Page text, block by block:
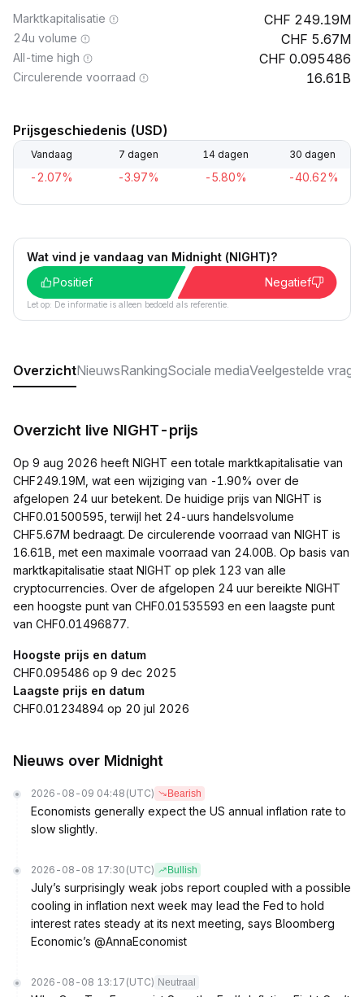
Marktkapitalisatie 249.19M
24u volume 5.67M
All-time high 0.095486
Circulerende voorraad 16.61B
Prijsgeschiedenis (USD)
Vandaag 7 dagen 14 dagen 30 dagen
-2.07% -3.97% -5.80% -40.62%
Wat vind je vandaag van Midnight (NIGHT)?
Positief
Negatief
Let op: De informatie is alleen bedoeld als referentie.
OverzichtNieuwsRankingSociale mediaVeelgestelde
Overzicht live NIGHT-prijs
Op 9 aug 2026 heeft NIGHT een totale marktkapitalisatie van
CHF249.19M, wat een wijziging van -1.90% over de
afgelopen 24 uur betekent. De huidige prijs van NIGHT is
CHF0.01500595, terwijl het 24-uurs handelsvolume
CHF5.67M bedraagt. De circulerende voorraad van NIGHT is
16.61B, met een maximale voorraad van 24.00B. Op basis van
marktkapitalisatie staat NIGHT op plek 123 van alle
cryptocurrencies. Over de afgelopen 24 uur bereikte NIGHT
een hoogste punt van CHF0.01535593 en een laagste punt
van CHF0.01496877.
Hoogste prijs en datum
CHF0.095486 op 9 dec 2025
Laagste prijs en datum
CHF0.01234894 op 20 jul 2026
Nieuws over Midnight
2026-08-09 04:48 (UTC) Bearish
Economists generally expect the US annual inflation rate to
slow slightly.
2026-08-08 17:30 (UTC) Bullish
July’s surprisingly weak jobs report coupled with a possible
cooling in inflation next week may lead the Fed to hold
interest rates steady at its next meeting, says Bloomberg
Economic’s @AnnaEconomist
2026-08-08 13:17 (UTC) Neutraal